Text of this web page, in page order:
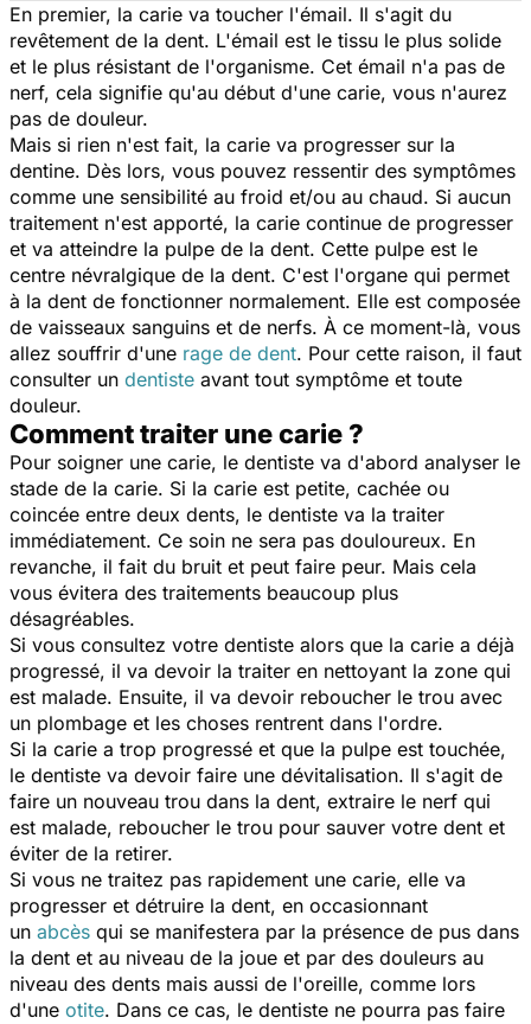
En premier, la carie va toucher l'émail. Il s'agit du
revêtement de la dent. L'émail est le tissu le plus solide
et le plus résistant de l'organisme. Cet émail n'a pas de
nerf, cela signifie qu'au début d'une carie, vous n'aurez
pas de douleur.
Mais si rien n'est fait, la carie va progresser sur la
dentine. Dès lors, vous pouvez ressentir des symptômes
comme une sensibilité au froid et/ou au chaud. Si aucun
traitement n'est apporté, la carie continue de progresser
et va atteindre la pulpe de la dent. Cette pulpe est le
centre névralgique de la dent. C'est l'organe qui permet
à la dent de fonctionner normalement. Elle est composée
de vaisseaux sanguins et de nerfs. À ce moment-là, vous
allez souffrir d'une rage de dent. Pour cette raison, il faut
consulter un dentiste avant tout symptôme et toute
douleur.
Comment traiter une carie ?
Pour soigner une carie, le dentiste va d'abord analyser le
stade de la carie. Si la carie est petite, cachée ou
coincée entre deux dents, le dentiste va la traiter
immédiatement. Ce soin ne sera pas douloureux. En
revanche, il fait du bruit et peut faire peur. Mais cela
vous évitera des traitements beaucoup plus
désagréables.
Si vous consultez votre dentiste alors que la carie a déjà
progressé, il va devoir la traiter en nettoyant la zone qui
est malade. Ensuite, il va devoir reboucher le trou avec
un plombage et les choses rentrent dans l'ordre.
Si la carie a trop progressé et que la pulpe est touchée,
le dentiste va devoir faire une dévitalisation. Il s'agit de
faire un nouveau trou dans la dent, extraire le nerf qui
est malade, reboucher le trou pour sauver votre dent et
éviter de la retirer.
Si vous ne traitez pas rapidement une carie, elle va
progresser et détruire la dent, en occasionnant
un abcès qui se manifestera par la présence de pus dans
la dent et au niveau de la joue et par des douleurs au
niveau des dents mais aussi de l'oreille, comme lors
d'une otite. Dans ce cas, le dentiste ne pourra pas faire